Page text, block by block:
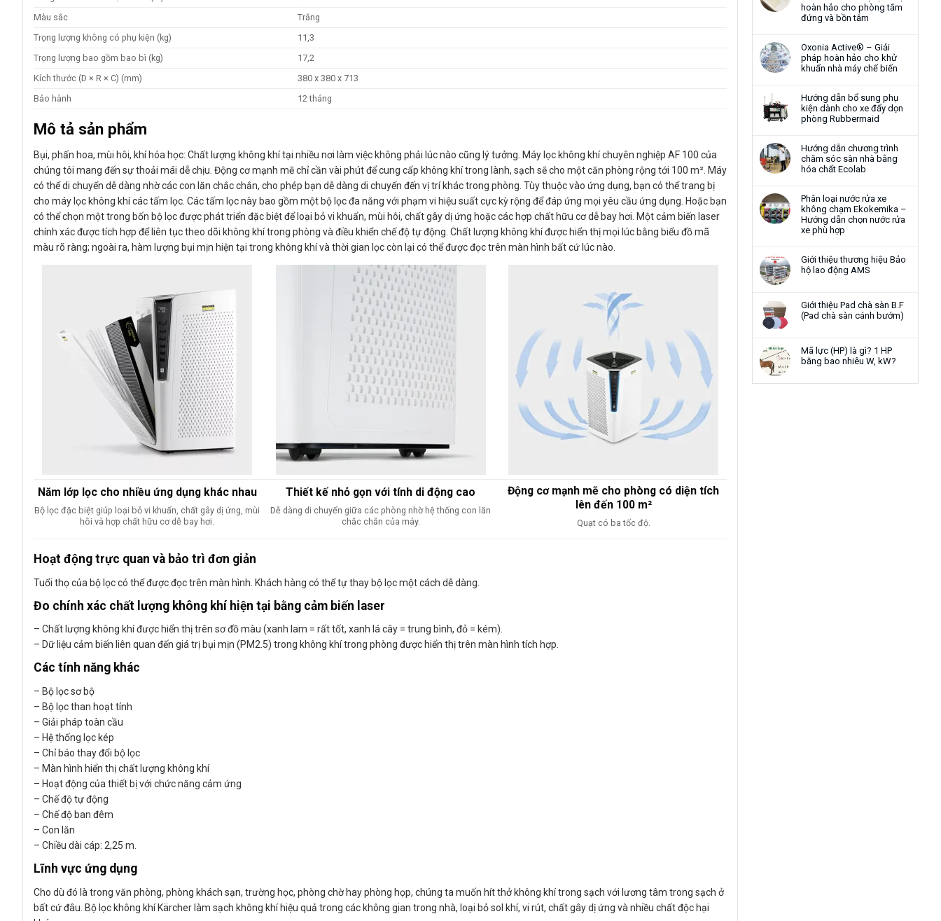
hoàn hảo cho phòng tắm
đứng và bồn tắm
Oxonia Active® – Giải
pháp hoàn hảo cho khử
khuẩn nhà máy chế biến
Hướng dẫn bổ sung phụ
kiện dành cho xe đẩy dọn
phòng Rubbermaid
Hướng dẫn chương trình
chăm sóc sàn nhà bằng
hóa chất Ecolab
Phân loại nước rửa xe
không chạm Ekokemika –
Hướng dẫn chọn nước rửa
xe phù hợp
Giới thiệu thương hiệu Bảo
hộ lao động AMS
Giới thiệu Pad chà sàn B.F
(Pad chà sàn cánh bướm)
Mã lực (HP) là gì? 1 HP
bằng bao nhiêu W, kW?
Màu sắc
Trắng
Trọng lượng không có phụ kiện (kg)
11,3
Trọng lượng bao gồm bao bì (kg)
17,2
Kích thước (D × R × C) (mm)
380 x 380 x 713
Bảo hành
12 tháng
Mô tả sản phẩm
Bụi, phấn hoa, mùi hôi, khí hóa học: Chất lượng không khí tại nhiều nơi làm việc không phải lúc nào cũng lý tưởng. Máy lọc không khí chuyên nghiệp AF 100 của
chúng tôi mang đến sự thoải mái dễ chịu. Động cơ mạnh mẽ chỉ cần vài phút để cung cấp không khí trong lành, sạch sẽ cho một căn phòng rộng tới 100 m². Máy
có thể di chuyển dễ dàng nhờ các con lăn chắc chắn, cho phép bạn dễ dàng di chuyển đến vị trí khác trong phòng. Tùy thuộc vào ứng dụng, bạn có thể trang bị
cho máy lọc không khí các tấm lọc. Các tấm lọc này bao gồm một bộ lọc đa năng với phạm vi hiệu suất cực kỳ rộng để đáp ứng mọi yêu cầu ứng dụng. Hoặc bạn
có thể chọn một trong bốn bộ lọc được phát triển đặc biệt để loại bỏ vi khuẩn, mùi hôi, chất gây dị ứng hoặc các hợp chất hữu cơ dễ bay hơi. Một cảm biến laser
chính xác được tích hợp để liên tục theo dõi không khí trong phòng và điều khiển chế độ tự động. Chất lượng không khí được hiển thị mọi lúc bằng biểu đồ mã
màu rõ ràng; ngoài ra, hàm lượng bụi mịn hiện tại trong không khí và thời gian lọc còn lại có thể được đọc trên màn hình bất cứ lúc nào.
Năm lớp lọc cho nhiều ứng dụng khác nhau
Bộ lọc đặc biệt giúp loại bỏ vi khuẩn, chất gây dị ứng, mùi
hôi và hợp chất hữu cơ dễ bay hơi.
Thiết kế nhỏ gọn với tính di động cao
Dễ dàng di chuyển giữa các phòng nhờ hệ thống con lăn
chắc chắn của máy.
Động cơ mạnh mẽ cho phòng có diện tích
lên đến 100 m²
Quạt có ba tốc độ.
Hoạt động trực quan và bảo trì đơn giản
Tuổi thọ của bộ lọc có thể được đọc trên màn hình. Khách hàng có thể tự thay bộ lọc một cách dễ dàng.
Đo chính xác chất lượng không khí hiện tại bằng cảm biến laser
– Chất lượng không khí được hiển thị trên sơ đồ màu (xanh lam = rất tốt, xanh lá cây = trung bình, đỏ = kém).
– Dữ liệu cảm biến liên quan đến giá trị bụi mịn (PM2.5) trong không khí trong phòng được hiển thị trên màn hình tích hợp.
Các tính năng khác
– Bộ lọc sơ bộ
– Bộ lọc than hoạt tính
– Giải pháp toàn cầu
– Hệ thống lọc kép
– Chỉ báo thay đổi bộ lọc
– Màn hình hiển thị chất lượng không khí
– Hoạt động của thiết bị với chức năng cảm ứng
– Chế độ tự động
– Chế độ ban đêm
– Con lăn
– Chiều dài cáp: 2,25 m.
Lĩnh vực ứng dụng
Cho dù đó là trong văn phòng, phòng khách sạn, trường học, phòng chờ hay phòng họp, chúng ta muốn hít thở không khí trong sạch với lương tâm trong sạch ở
bất cứ đâu. Bộ lọc không khí Kärcher làm sạch không khí hiệu quả trong các không gian trong nhà, loại bỏ sol khí, vi rút, chất gây dị ứng và nhiều chất độc hại